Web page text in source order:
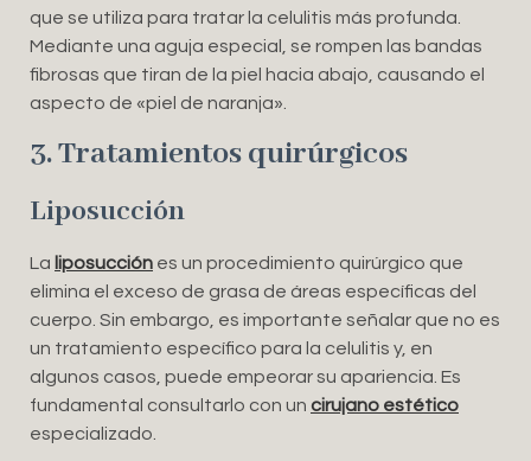
que se utiliza para tratar la celulitis más profunda.
Mediante una aguja especial, se rompen las bandas
fibrosas que tiran de la piel hacia abajo, causando el
aspecto de «piel de naranja».
3. Tratamientos quirúrgicos
Liposucción
La liposucción es un procedimiento quirúrgico que
elimina el exceso de grasa de áreas específicas del
cuerpo. Sin embargo, es importante señalar que no es
un tratamiento específico para la celulitis y, en
algunos casos, puede empeorar su apariencia. Es
fundamental consultarlo con un cirujano estético
especializado.